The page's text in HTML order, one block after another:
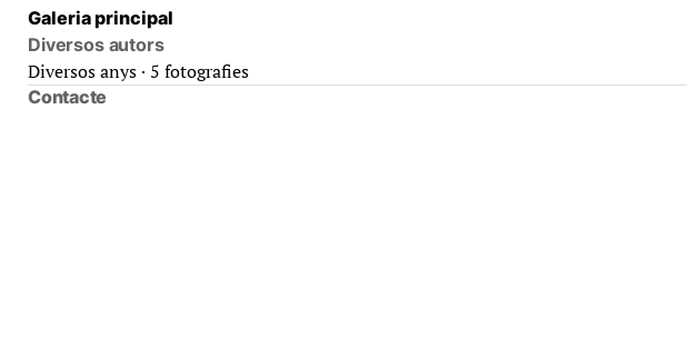
Galeria principal
Diversos autors
Diversos anys · 5 fotografies
Contacte